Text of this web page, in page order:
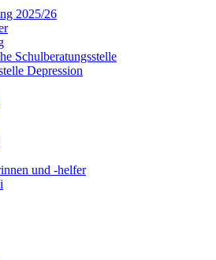
2025/26
Schulberatungsstelle
Depression
und -helfer